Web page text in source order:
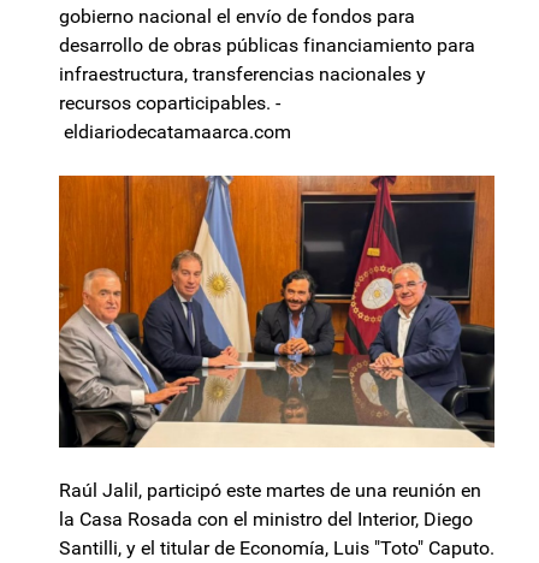
gobierno nacional el envío de fondos para
desarrollo de obras públicas financiamiento para
infraestructura, transferencias nacionales y
recursos coparticipables. -
eldiariodecatamaarca.com
Raúl Jalil, participó este martes de una reunión en
la Casa Rosada con el ministro del Interior, Diego
Santilli, y el titular de Economía, Luis "Toto" Caputo.